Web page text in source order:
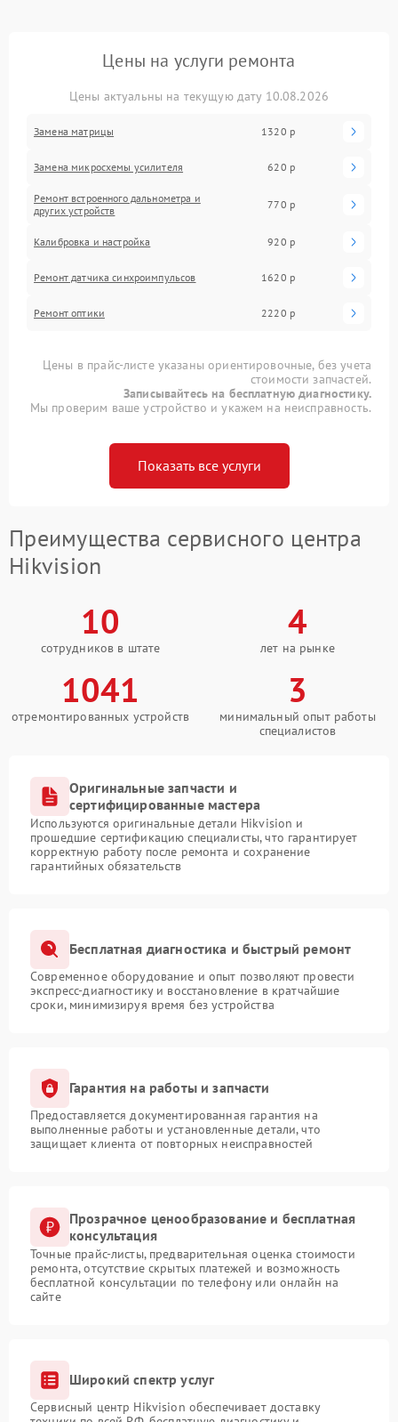
Цены на услуги ремонта
Цены актуальны на текущую дату 10.08.2026
Замена матрицы 1320 р
Замена микросхемы усилителя 620 р
Ремонт встроенного дальнометра и
других устройств
770 р
Калибровка и настройка 920 р
Ремонт датчика синхроимпульсов 1620 р
Ремонт оптики 2220 р
Цены в прайс-листе указаны ориентировочные, без учета
стоимости запчастей.
Записывайтесь на бесплатную диагностику.
Мы проверим ваше устройство и укажем на неисправность.
Показать все услуги
Преимущества сервисного центра
Hikvision
10
сотрудников в штате
4
лет на рынке
1041
отремонтированных устройств
3
минимальный опыт работы
специалистов
Оригинальные запчасти и
сертифицированные мастера
Используются оригинальные детали Hikvision и
прошедшие сертификацию специалисты, что гарантирует
корректную работу после ремонта и сохранение
гарантийных обязательств
Бесплатная диагностика и быстрый ремонт
Современное оборудование и опыт позволяют провести
экспресс-диагностику и восстановление в кратчайшие
сроки, минимизируя время без устройства
Гарантия на работы и запчасти
Предоставляется документированная гарантия на
выполненные работы и установленные детали, что
защищает клиента от повторных неисправностей
Прозрачное ценообразование и бесплатная
консультация
Точные прайс-листы, предварительная оценка стоимости
ремонта, отсутствие скрытых платежей и возможность
бесплатной консультации по телефону или онлайн на
сайте
Широкий спектр услуг
Сервисный центр Hikvision обеспечивает доставку